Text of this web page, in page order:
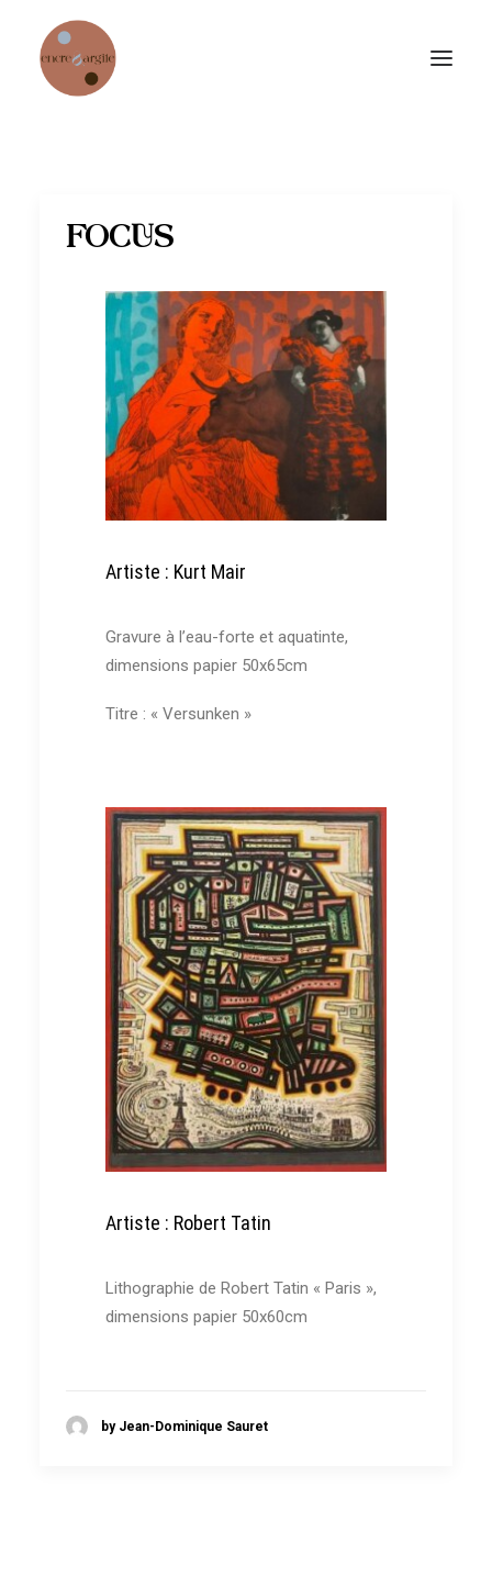
Collection permanente
Jardin de sculptures
Focus sur quelques artistes
Chambre d’hôtes
Qui & Quoi
Recherche
FOCUS
Artiste : Kurt Mair
Gravure à l’eau-forte et aquatinte,
dimensions papier 50x65cm
Titre : « Versunken »
Artiste : Robert Tatin
Lithographie de Robert Tatin « Paris »,
dimensions papier 50x60cm
by Jean-Dominique Sauret